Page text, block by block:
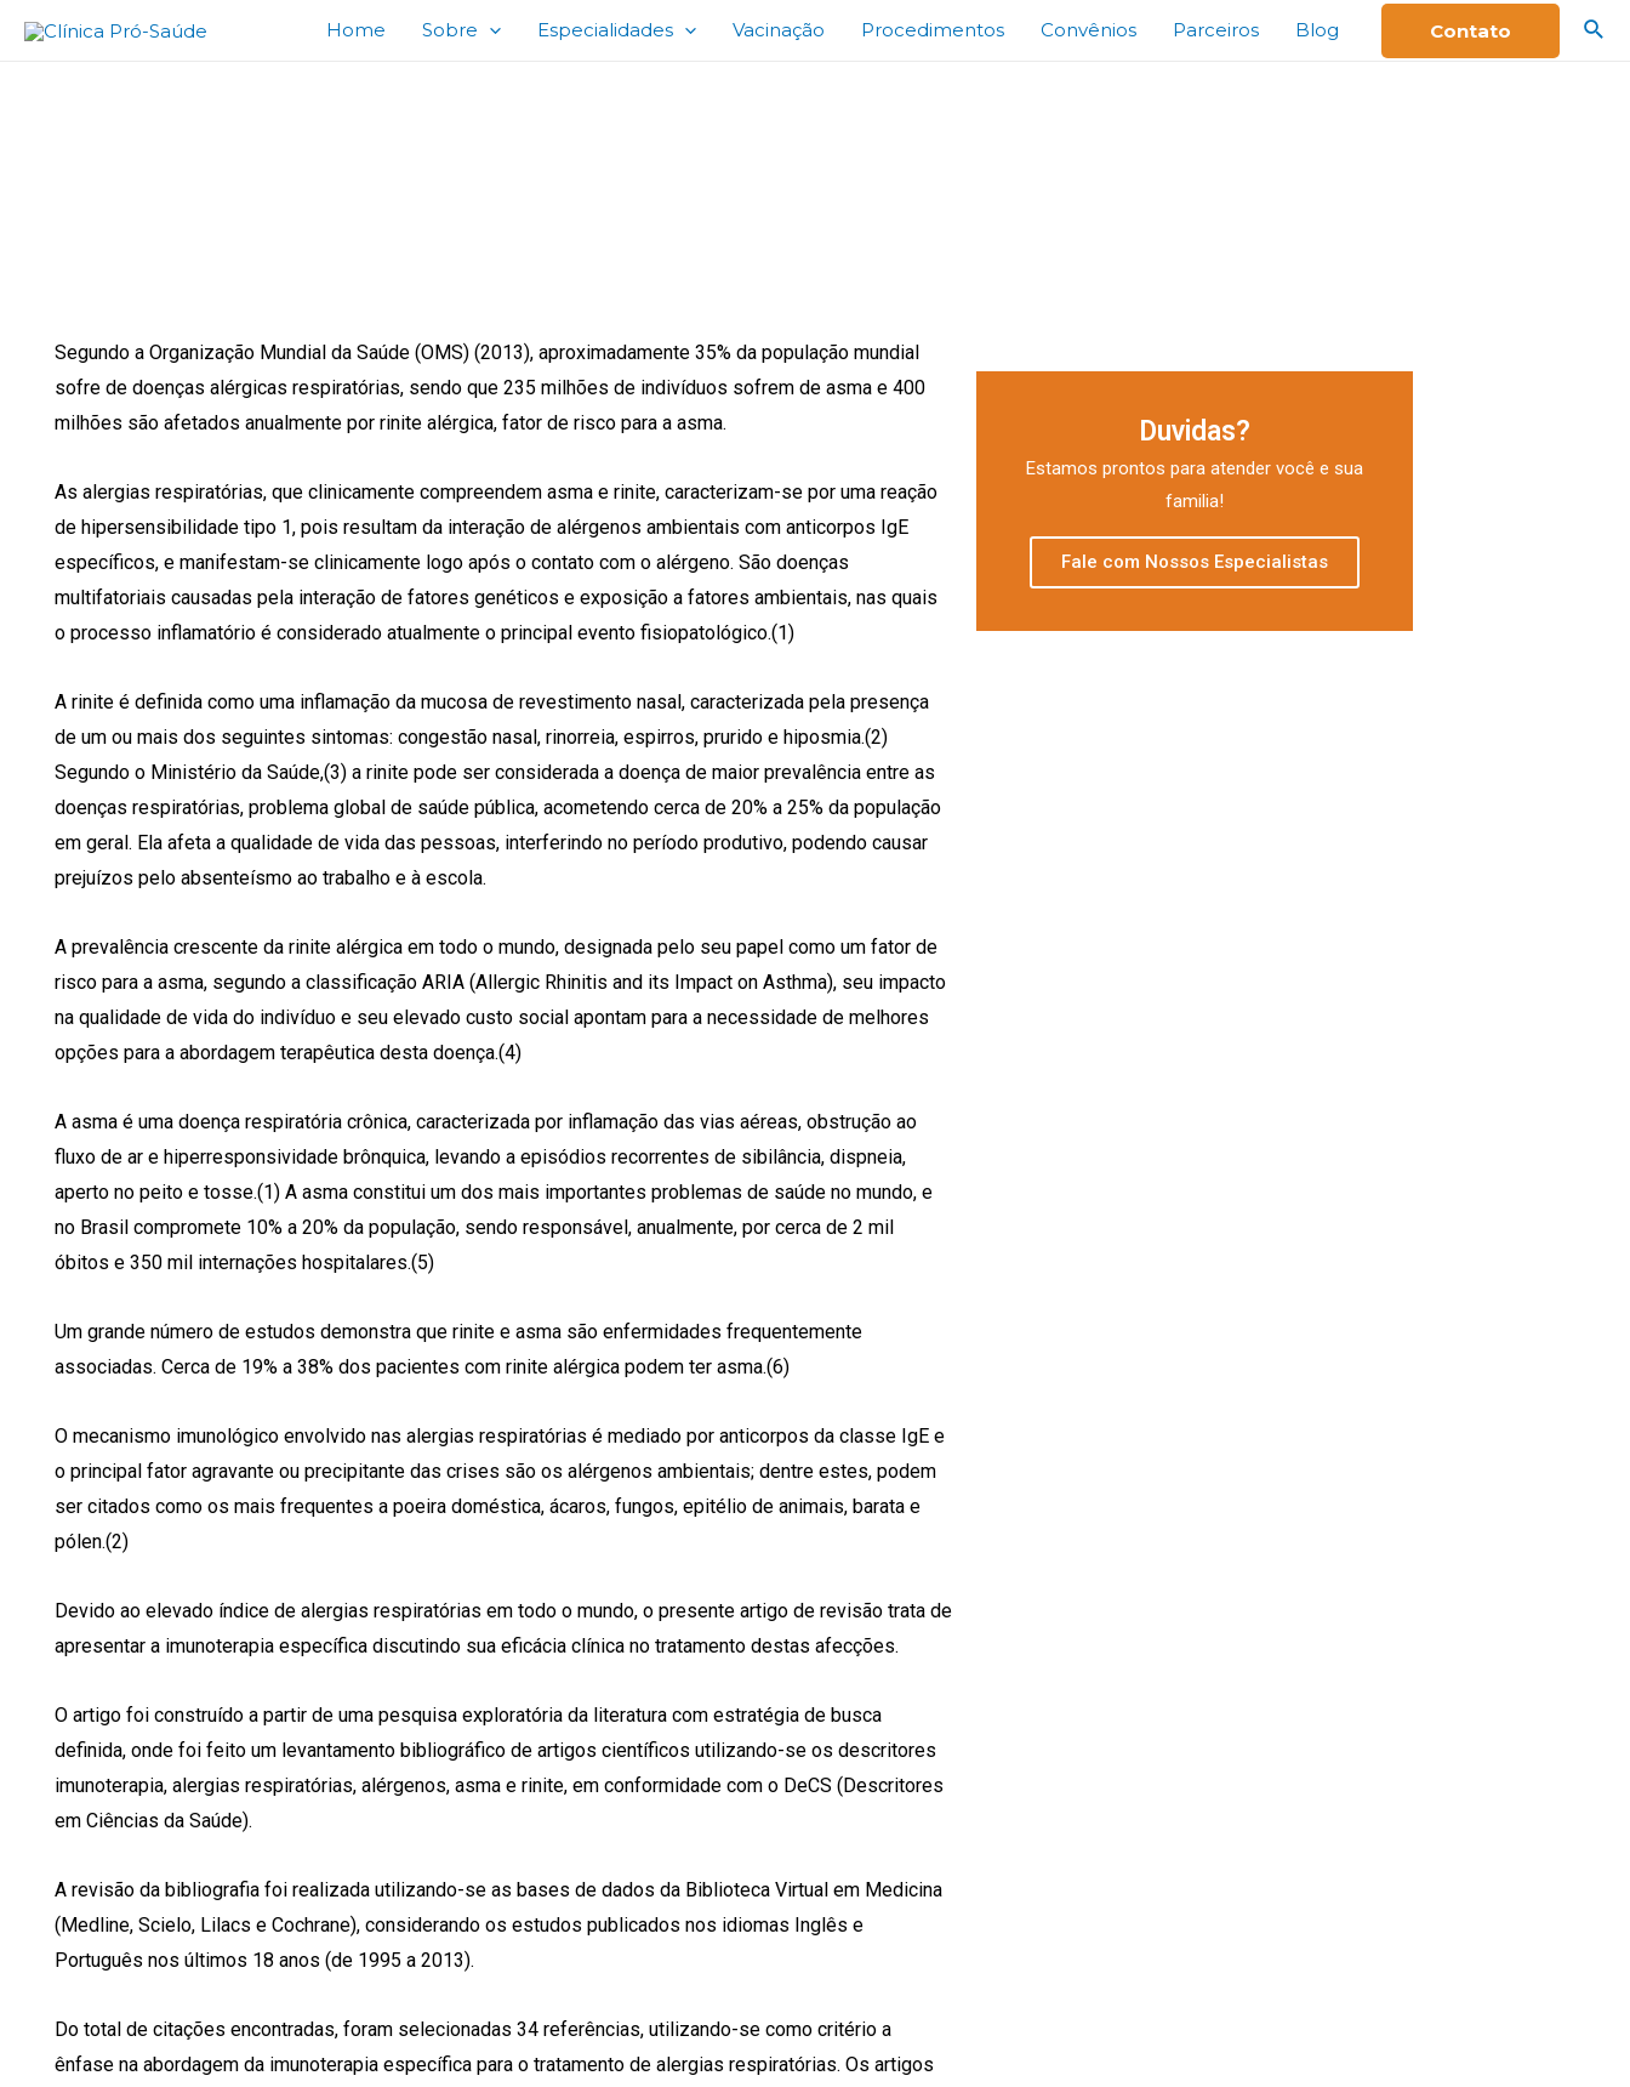
Home Sobre Especialidades Vacinação Procedimentos Convênios Parceiros Blog Contato
Segundo a Organização Mundial da Saúde (OMS) (2013), aproximadamente 35% da população mundial
sofre de doenças alérgicas respiratórias, sendo que 235 milhões de indivíduos sofrem de asma e 400
milhões são afetados anualmente por rinite alérgica, fator de risco para a asma.
As alergias respiratórias, que clinicamente compreendem asma e rinite, caracterizam-se por uma reação
de hipersensibilidade tipo 1, pois resultam da interação de alérgenos ambientais com anticorpos IgE
específicos, e manifestam-se clinicamente logo após o contato com o alérgeno. São doenças
multifatoriais causadas pela inte­ração de fatores genéticos e exposição a fatores ambientais, nas quais
o processo inflamatório é considerado atualmente o principal evento fisiopatológico.(1)
A rinite é definida como uma inflamação da mucosa de revestimento nasal, caracterizada pela presença
de um ou mais dos seguintes sintomas: congestão nasal, rinorreia, espirros, prurido e hiposmia.(2)
Segundo o Ministério da Saúde,(3) a rinite pode ser considerada a doença de maior prevalência entre as
doenças respiratórias, problema global de saúde pública, acometendo cerca de 20% a 25% da população
em geral. Ela afeta a qualidade de vida das pessoas, interferindo no período produtivo, podendo causar
prejuízos pelo absenteísmo ao trabalho e à escola.
A prevalência crescente da rinite alérgica em todo o mundo, designada pelo seu papel como um fator de
risco para a asma, segundo a classificação ARIA (Allergic Rhinitis and its Impact on Asthma), seu impacto
na qualidade de vida do indivíduo e seu elevado custo social apontam para a necessidade de melhores
opções para a abordagem terapêutica desta doença.(4)
A asma é uma doença respiratória crônica, caracterizada por inflamação das vias aéreas, obstrução ao
fluxo de ar e hiperresponsividade brônquica, levando a episódios recorrentes de sibilância, dispneia,
aperto no peito e tosse.(1) A asma constitui um dos mais importantes problemas de saúde no mundo, e
no Brasil compromete 10% a 20% da população, sendo responsável, anualmente, por cerca de 2 mil
óbitos e 350 mil internações hospitalares.(5)
Um grande número de estudos demonstra que rinite e asma são enfermidades frequentemente
associadas. Cerca de 19% a 38% dos pacientes com rinite alérgica podem ter asma.(6)
O mecanismo imunológico envolvido nas alergias respiratórias é mediado por anticorpos da classe IgE e
o principal fator agravante ou precipitante das crises são os alérgenos ambientais; dentre estes, podem
ser citados como os mais frequentes a poeira doméstica, ácaros, fungos, epitélio de animais, barata e
pólen.(2)
Devido ao elevado índice de alergias respiratórias em todo o mundo, o presente artigo de revisão trata de
apresentar a imunoterapia específica discutindo sua eficácia clínica no tratamento destas afecções.
O artigo foi construído a partir de uma pesquisa exploratória da literatura com estratégia de busca
definida, onde foi feito um levantamento bibliográfico de artigos científicos utilizando-se os descritores
imunoterapia, alergias respiratórias, alérgenos, asma e rinite, em conformidade com o DeCS (Descritores
em Ciências da Saúde).
A revisão da bibliografia foi realizada utilizando-se as bases de dados da Biblioteca Virtual em Medicina
(Medline, Scielo, Lilacs e Cochrane), considerando os estudos publicados nos idiomas Inglês e
Português nos últimos 18 anos (de 1995 a 2013).
Do total de citações encontradas, foram selecionadas 34 referências, utilizando-se como critério a
ênfase na abordagem da imunoterapia específica para o tratamento de alergias respiratórias. Os artigos
Duvidas?
Estamos prontos para atender você e sua
familia!
Fale com Nossos Especialistas